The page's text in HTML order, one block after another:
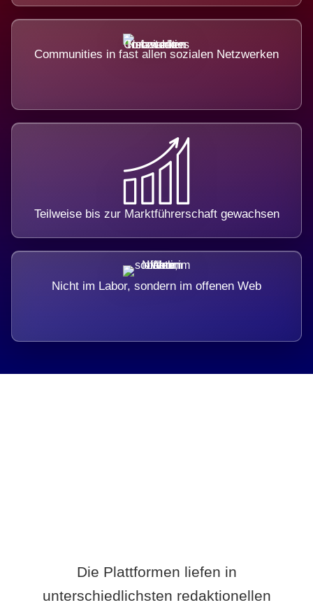
Communities in fast allen sozialen Netzwerken
Teilweise bis zur Marktführerschaft gewachsen
Nicht im Labor, sondern im offenen Web
Die Plattformen liefen in
unterschiedlichsten redaktionellen